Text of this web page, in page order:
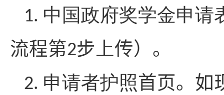
1. 中国政府奖学金申请
流程第2步上传）。
2. 申请者护照首页。如